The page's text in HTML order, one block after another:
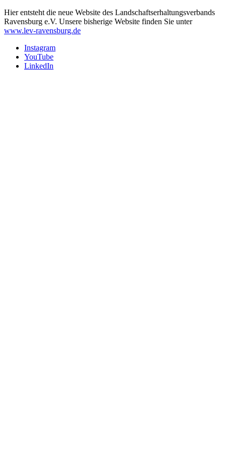
Hier entsteht die neue Website des Landschaftserhaltungsverbands
Ravensburg e.V. Unsere bisherige Website finden Sie unter
www.lev-ravensburg.de
Instagram
YouTube
LinkedIn